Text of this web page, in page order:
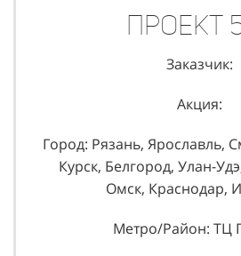
Проект
Заказчик:
Акция:
Город: Рязань, Ярославль,
Курск, Белгород, Улан-
Омск, Краснодар,
Метро/Район: ТЦ